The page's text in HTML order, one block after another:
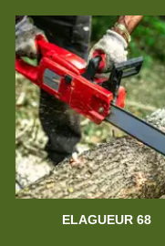
ELAGUEUR 68